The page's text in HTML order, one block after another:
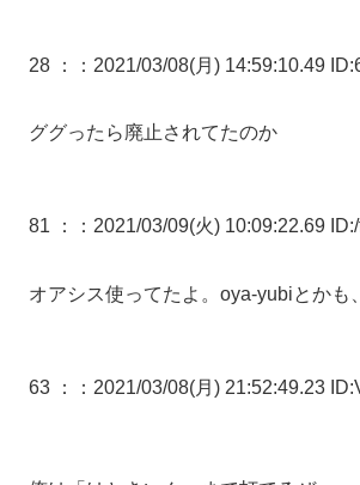
28 ： ：2021/03/08(月) 14:59:10.49
ググったら廃止されてたのか
81 ： ：2021/03/09(火) 10:09:22.69
オアシス使ってたよ。oya-yubiとかも
63 ： ：2021/03/08(月) 21:52:49.23